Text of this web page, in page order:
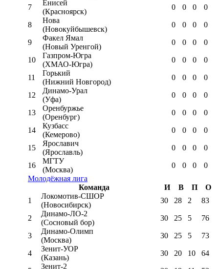
7
Енисей
(Красноярск)
0 0 0 0
8
Нова
(Новокуйбышевск)
0 0 0 0
9
Факел Ямал
(Новый Уренгой)
0 0 0 0
10
Газпром-Югра
(ХМАО-Югра)
0 0 0 0
11
Горький
(Нижний Новгород)
0 0 0 0
12
Динамо-Урал
(Уфа)
0 0 0 0
13
Оренбуржье
(Оренбург)
0 0 0 0
14
Кузбасс
(Кемерово)
0 0 0 0
15
Ярославич
(Ярославль)
0 0 0 0
16
МГТУ
(Москва)
0 0 0
0
Молодёжная лига
Команда
И В П
О
1
Локомотив-CШОР
(Новосибирск)
30 28 2 83
2
Динамо-ЛО-2
(Сосновый бор)
30 25 5 76
3
Динамо-Олимп
(Москва)
30 25 5 73
4
Зенит-УОР
(Казань)
30 20 10 64
Зенит-2